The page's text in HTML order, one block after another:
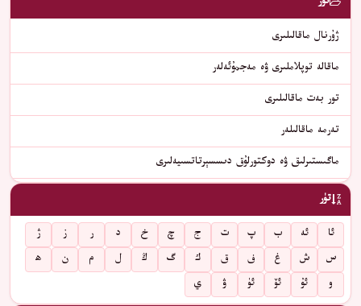
ژۇرنال ماقالىلىرى
ماقالە توپلاملىرى ۋە مەجمۇئەلەر
تور بەت ماقالىلىرى
تەرمە ماقالىلەر
ماگىستىرلىق ۋە دوكتورلۇق دىسسېرتاتسىيەلىرى
تۈر
ئا ئە ب پ ت ج چ خ د ر ز
ژ
س
ش غ ف ق ك گ ڭ ل م ن
ھ
و
ئۇ ئۆ ئۈ ۋ ي